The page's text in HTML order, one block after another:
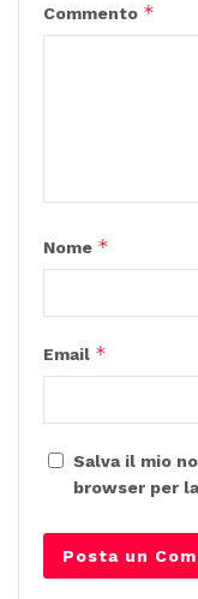
Commento *
Nome *
Email *
Salva il mio
browser per